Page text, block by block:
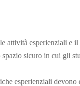
attività esperienziali e
spazio sicuro in cui gli
esperienziali